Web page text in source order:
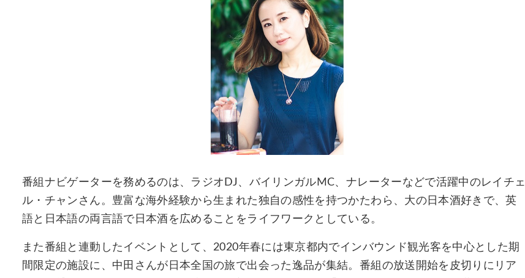
番組ナビゲーターを務めるのは、ラジオDJ、バイリンガルMC、ナレーターなどで活躍中のレイチェ
ル・チャンさん。豊富な海外経験から生まれた独自の感性を持つかたわら、大の日本酒好きで、英
語と日本語の両言語で日本酒を広めることをライフワークとしている。
また番組と連動したイベントとして、2020年春には東京都内でインバウンド観光客を中心とした期
間限定の施設に、中田さんが日本全国の旅で出会った逸品が集結。番組の放送開始を皮切りにリア